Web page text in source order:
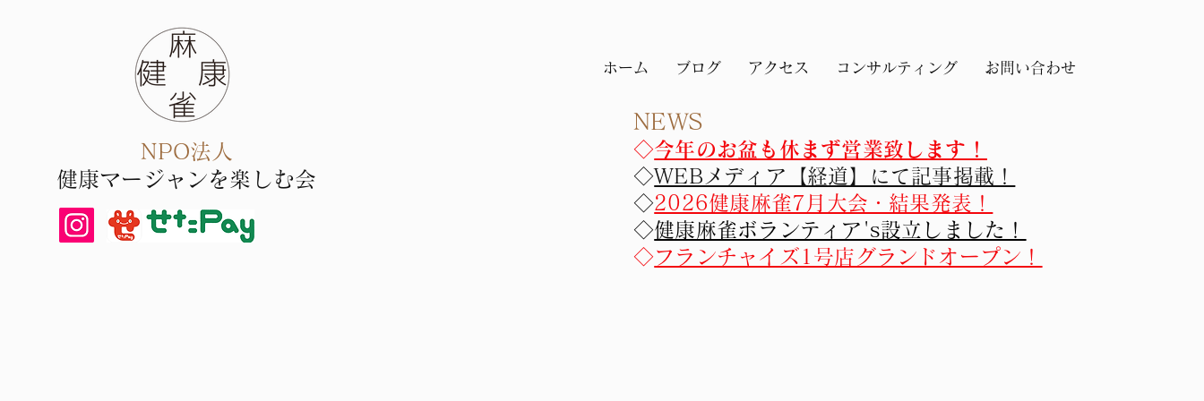
NPO法人
健康マー ジャン​を楽しむ会
ホーム ブログ アクセス コンサルティング お問い合わせ
NEWS
​​◇今年のお盆も休まず営業致します！
◇WEBメディア【経道】にて記事掲載！
◇2026健康麻雀7月大会・結果発表！
◇健康麻雀ボランティア's設立しました！
◇フランチャイズ1号店グランドオープン！